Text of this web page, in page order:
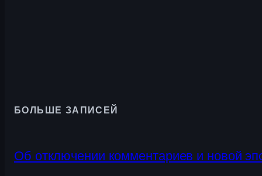
БОЛЬШЕ ЗАПИСЕЙ
Об отключении комментариев и новой